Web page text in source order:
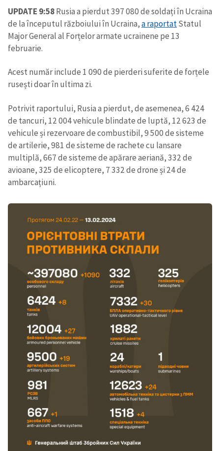
UPDATE 9:58Rusia a pierdut 397 080 de soldați în Ucraina
de la începutul războiului în Ucraina,a raportatStatul
Major General al Forțelor armate ucrainene pe 13
februarie.
Acest număr include 1 090 de pierderi suferite de forțele
rusești doar în ultima zi.
Potrivit raportului, Rusia a pierdut, de asemenea, 6 424
de tancuri, 12 004 vehicule blindate de luptă, 12 623 de
vehicule și rezervoare de combustibil, 9 500 de sisteme
de artilerie, 981 de sisteme de rachete cu lansare
multiplă, 667 de sisteme de apărare aeriană, 332 de
avioane, 325 de elicoptere, 7 332 de drone și 24 de
ambarcațiuni.